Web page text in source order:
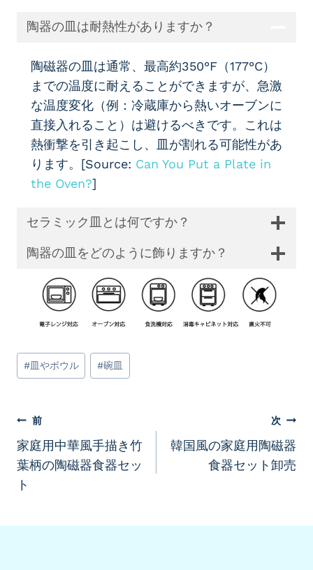
陶器の皿は耐熱性がありますか？
陶磁器の皿は通常、最高約350°F（177°C）
までの温度に耐えることができますが、急激
な温度変化（例：冷蔵庫から熱いオーブンに
直接入れること）は避けるべきです。これは
熱衝撃を引き起こし、皿が割れる可能性があ
ります。[Source: Can You Put a Plate in
the Oven?]
セラミック皿とは何ですか？
陶器の皿をどのように飾りますか？
投
稿
グ:
#皿やボウル #碗皿
投
稿
ナ
前
家庭用中華風手描き竹
葉柄の陶磁器食器セッ
ト
次
韓国風の家庭用陶磁器
食器セット卸売